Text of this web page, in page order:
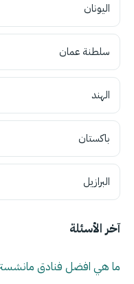
اليونان
سلطنة عمان
الهند
باكستان
البرازيل
آخر الأسئلة
ما هي افضل فنادق